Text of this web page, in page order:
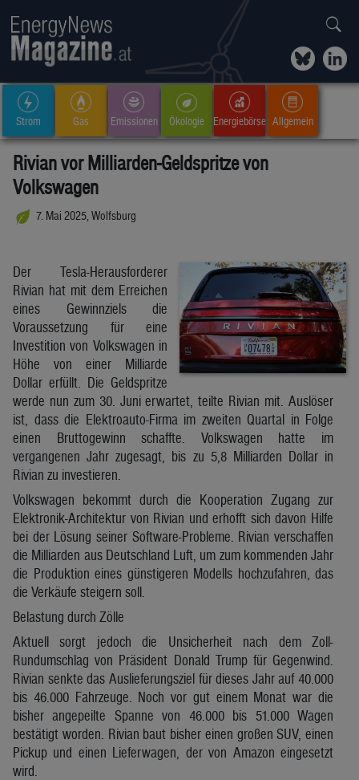
Strom Gas Emissionen Ökologie Energiebörse Allgemein
Rivian vor Milliarden-Geldspritze von
Volkswagen
7. Mai 2025, Wolfsburg
Der Tesla-Herausforderer
Rivian hat mit dem Erreichen
eines Gewinnziels die
Voraussetzung für eine
Investition von Volkswagen in
Höhe von einer Milliarde
Dollar erfüllt. Die Geldspritze
werde nun zum 30. Juni erwartet, teilte Rivian mit. Auslöser
ist, dass die Elektroauto-Firma im zweiten Quartal in Folge
einen Bruttogewinn schaffte. Volkswagen hatte im
vergangenen Jahr zugesagt, bis zu 5,8 Milliarden Dollar in
Rivian zu investieren.
Volkswagen bekommt durch die Kooperation Zugang zur
Elektronik-Architektur von Rivian und erhofft sich davon Hilfe
bei der Lösung seiner Software-Probleme. Rivian verschaffen
die Milliarden aus Deutschland Luft, um zum kommenden Jahr
die Produktion eines günstigeren Modells hochzufahren, das
die Verkäufe steigern soll.
Belastung durch Zölle
Aktuell sorgt jedoch die Unsicherheit nach dem Zoll-
Rundumschlag von Präsident Donald Trump für Gegenwind.
Rivian senkte das Auslieferungsziel für dieses Jahr auf 40.000
bis 46.000 Fahrzeuge. Noch vor gut einem Monat war die
bisher angepeilte Spanne von 46.000 bis 51.000 Wagen
bestätigt worden. Rivian baut bisher einen großen SUV, einen
Pickup und einen Lieferwagen, der von Amazon eingesetzt
wird.